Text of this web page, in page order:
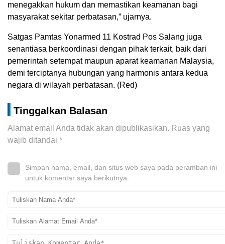
menegakkan hukum dan memastikan keamanan bagi
masyarakat sekitar perbatasan,” ujarnya.
Satgas Pamtas Yonarmed 11 Kostrad Pos Salang juga
senantiasa berkoordinasi dengan pihak terkait, baik dari
pemerintah setempat maupun aparat keamanan Malaysia,
demi terciptanya hubungan yang harmonis antara kedua
negara di wilayah perbatasan. (Red)
Tinggalkan Balasan
Alamat email Anda tidak akan dipublikasikan. Ruas yang
wajib ditandai *
Simpan nama, email, dan situs web saya pada peramban ini
untuk komentar saya berikutnya.